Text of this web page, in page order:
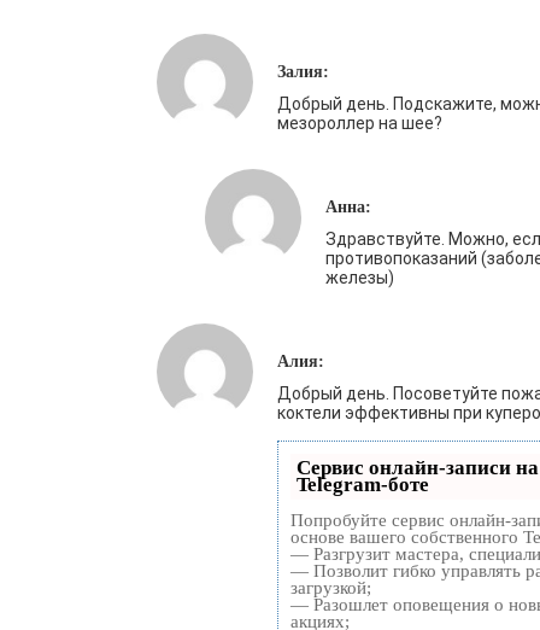
Залия:
Добрый день. Подскажите,
мезороллер на шее?
Анна:
Здравствуйте. Можно,
противопоказаний
железы)
Алия:
Добрый день. Посоветуйте
коктели эффективны при
Сервис онлайн-записи
Telegram-боте
Попробуйте сервис онлайн-
основе вашего собственного
— Разгрузит мастера,
— Позволит гибко управлять
загрузкой;
— Разошлет оповещения о
акциях;